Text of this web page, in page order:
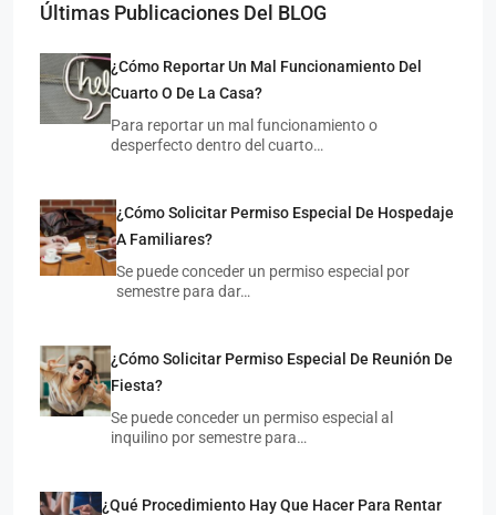
$4,500 /MXN
MAESTROS ILUSTRES 654, UNIVERSITARIA, 78290 SAN
LUIS POTOSÍ, S.L.P.
1 INDIVIDUAL 1 COCHE 20 M²
CUARTO COMPARTIDO, CUARTO INDIVIDUAL
Últimas Publicaciones Del BLOG
¿Cómo Reportar Un Mal Funcionamiento Del
Cuarto O De La Casa?
Para reportar un mal funcionamiento o
desperfecto dentro del cuarto…
¿Cómo Solicitar Permiso Especial De Hospedaje
A Familiares?
Se puede conceder un permiso especial por
semestre para dar…
¿Cómo Solicitar Permiso Especial De Reunión De
Fiesta?
Se puede conceder un permiso especial al
inquilino por semestre para…
¿Qué Procedimiento Hay Que Hacer Para Rentar